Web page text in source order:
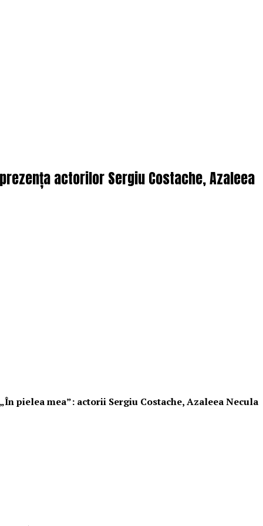
actorilor Sergiu Costache, Azaleea
pielea mea”: actorii Sergiu Costache, Azaleea Necula